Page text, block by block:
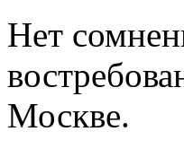
Нет
Москве.